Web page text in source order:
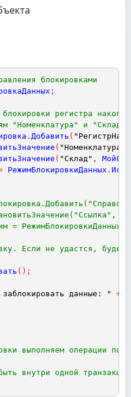
блокировками
;
регистра
"Номенклатура" и "Склад"
. Добавить (
( "Номенклатура"
( "Склад" ,
РежимБлокировкиДанных .
=
Если не удастся, будет
( ) ;
данные: " +
выполняем операции по
внутри одной транзакции